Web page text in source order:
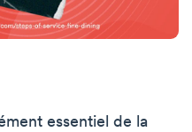
essentiel de la